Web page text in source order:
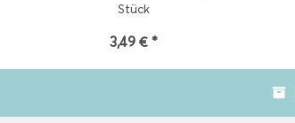
Stück
3,49 € *